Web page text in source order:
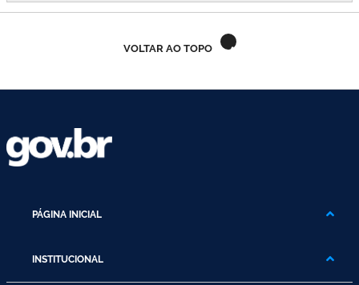
VOLTAR AO TOPO
PÁGINA INICIAL
INSTITUCIONAL